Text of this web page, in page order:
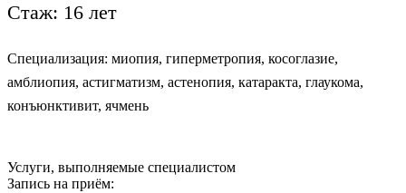
Стаж: 16 лет
Специализация: миопия, гиперметропия, косоглазие,
амблиопия, астигматизм, астенопия, катаракта, глаукома,
конъюнктивит, ячмень
Услуги, выполняемые специалистом
Запись на приём: